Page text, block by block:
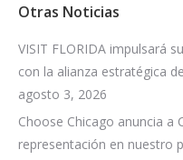
Otras Noticias
VISIT FLORIDA impulsará
con la alianza estratégica
agosto 3, 2026
Choose Chicago anuncia a
representación en nuestro